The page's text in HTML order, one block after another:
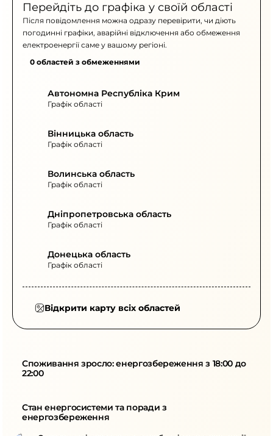
Перейдіть до графіка у своїй області
Після повідомлення можна одразу перевірити, чи діють
погодинні графіки, аварійні відключення або обмеження
електроенергії саме у вашому регіоні.
0 областей з обмеженнями
Автономна Республіка Крим
Графік області
Вінницька область
Графік області
Волинська область
Графік області
Дніпропетровська область
Графік області
Донецька область
Графік області
Відкрити карту всіх областей
Споживання зросло: енергозбереження з 18:00 до
22:00
Стан енергосистеми та поради з
енергозбереження